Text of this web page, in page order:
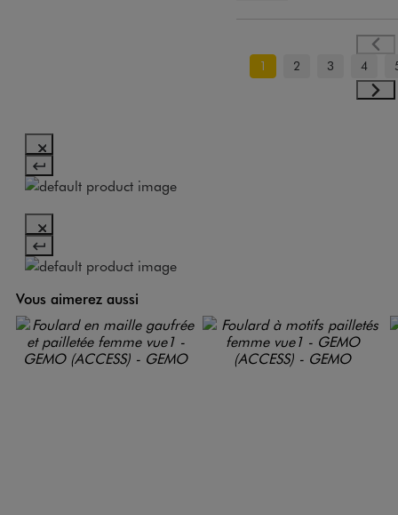
1 2 3 4
Vous aimerez aussi